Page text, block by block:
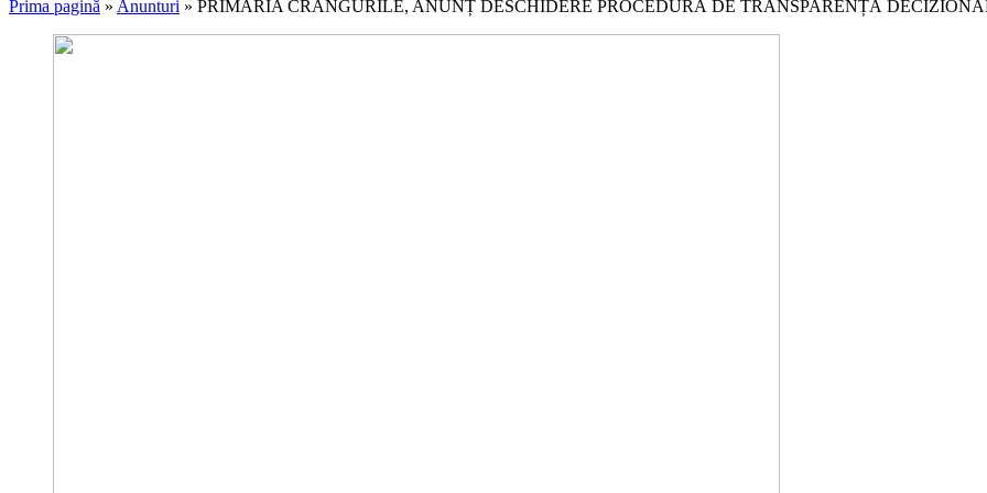
Prima pagină » Anunturi » PRIMĂRIA CRÂNGURILE, ANUNȚ DESCHIDERE PROCEDURĂ DE TRANSPARENȚĂ